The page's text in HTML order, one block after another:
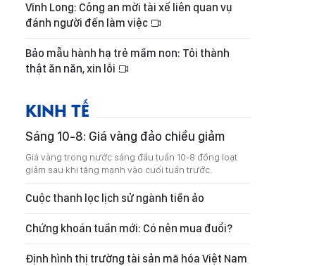
Vĩnh Long: Công an mời tài xế liên quan vụ
đánh người đến làm việc
Bảo mẫu hành hạ trẻ mầm non: Tôi thành
thật ăn năn, xin lỗi
KINH TẾ
Sáng 10-8: Giá vàng đảo chiều giảm
Giá vàng trong nước sáng đầu tuần 10-8 đồng loạt
giảm sau khi tăng mạnh vào cuối tuần trước.
Cuộc thanh lọc lịch sử ngành tiền ảo
Chứng khoán tuần mới: Có nên mua đuổi?
Định hình thị trường tài sản mã hóa Việt Nam